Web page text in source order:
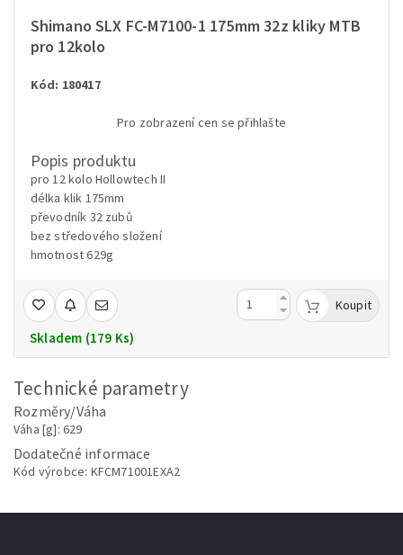
Shimano SLX FC-M7100-1 175mm 32z kliky MTB
pro 12kolo
Kód: 180417
Pro zobrazení cen se přihlašte
Popis produktu
pro 12 kolo Hollowtech II
délka klik 175mm
převodník 32 zubů
bez středového složení
hmotnost 629g
Skladem (179 Ks)
Koupit
Technické parametry
Rozměry/Váha
Váha [g]: 629
Dodatečné informace
Kód výrobce: KFCM71001EXA2